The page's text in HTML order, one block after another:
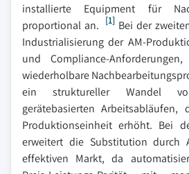
installierte Equipment für
proportional an.
[1] Bei der
Industrialisierung der AM-
und Compliance-
wiederholbare
ein struktureller Wandel
gerätebasierten
Produktionseinheit erhöht. Bei
erweitert die Substitution durch
effektiven Markt, da